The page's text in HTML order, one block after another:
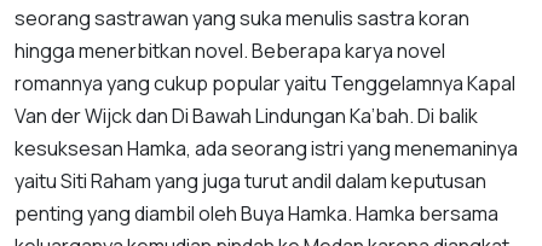
seorang sastrawan yang suka menulis sastra koran
hingga menerbitkan novel. Beberapa karya novel
romannya yang cukup popular yaitu Tenggelamnya Kapal
Van der Wijck dan Di Bawah Lindungan Ka’bah. Di balik
kesuksesan Hamka, ada seorang istri yang menemaninya
yaitu Siti Raham yang juga turut andil dalam keputusan
penting yang diambil oleh Buya Hamka. Hamka bersama